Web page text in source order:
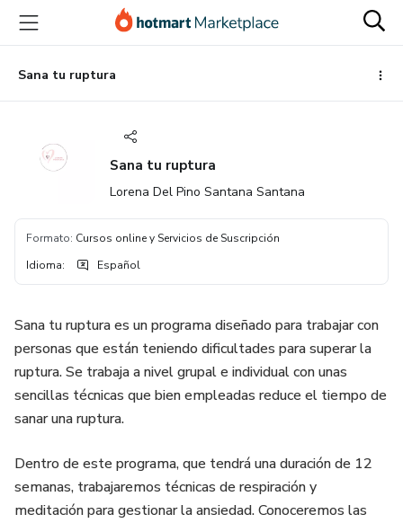
principal
página
de
página
Sana tu ruptura
Sana tu ruptura
Lorena Del Pino Santana Santana
Formato: Cursos online y Servicios de Suscripción
Idioma: Español
Sana tu ruptura es un programa diseñado para trabajar con
personas que están teniendo dificultades para superar la
ruptura. Se trabaja a nivel grupal e individual con unas
sencillas técnicas que bien empleadas reduce el tiempo de
sanar una ruptura.
Dentro de este programa, que tendrá una duración de 12
semanas, trabajaremos técnicas de respiración y
meditación para gestionar la ansiedad. Conoceremos las